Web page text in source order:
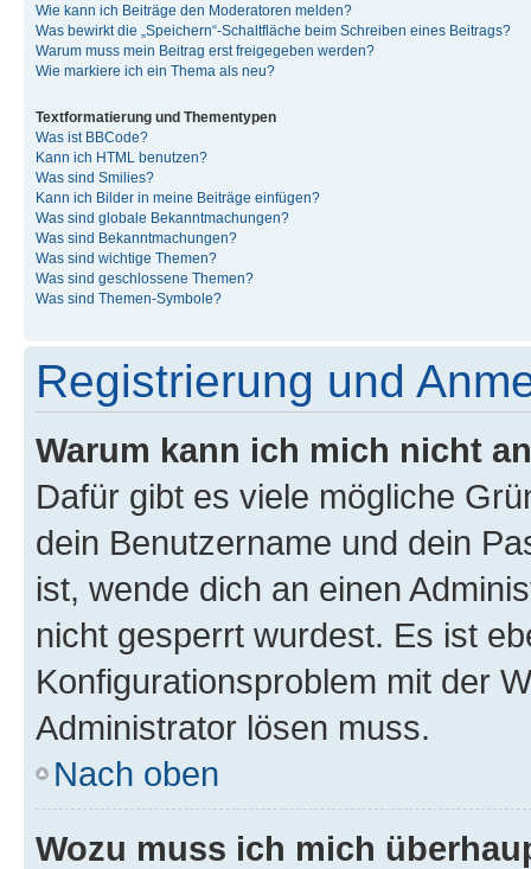
Wie kann ich Beiträge den Moderatoren melden?
Was bewirkt die „Speichern“-Schaltfläche beim Schreiben eines Beitrags?
Warum muss mein Beitrag erst freigegeben werden?
Wie markiere ich ein Thema als neu?
Textformatierung und Thementypen
Was ist BBCode?
Kann ich HTML benutzen?
Was sind Smilies?
Kann ich Bilder in meine Beiträge einfügen?
Was sind globale Bekanntmachungen?
Was sind Bekanntmachungen?
Was sind wichtige Themen?
Was sind geschlossene Themen?
Was sind Themen-Symbole?
Registrierung und
Warum kann ich mich nicht
Dafür gibt es viele mögliche
dein Benutzername und dein
ist, wende dich an einen
nicht gesperrt wurdest. Es ist
Konfigurationsproblem mit der
Administrator lösen muss.
Nach oben
Wozu muss ich mich